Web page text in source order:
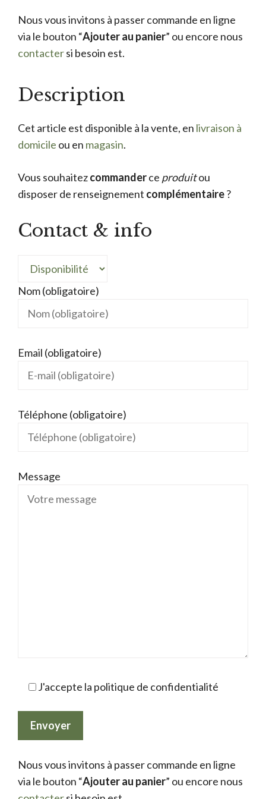
Nous vous invitons à passer commande en ligne
via le bouton “Ajouter au panier” ou encore nous
contactersi besoin est.
Description
Cet article est disponible à la vente, en livraison à
domicile ou en magasin.
Vous souhaitezcommanderce produitou
disposer de renseignement complémentaire?
Contact & info
Nom (obligatoire)
Email (obligatoire)
Téléphone (obligatoire)
Message
J'accepte la politique de confidentialité
Nous vous invitons à passer commande en ligne
via le bouton “Ajouter au panier” ou encore nous